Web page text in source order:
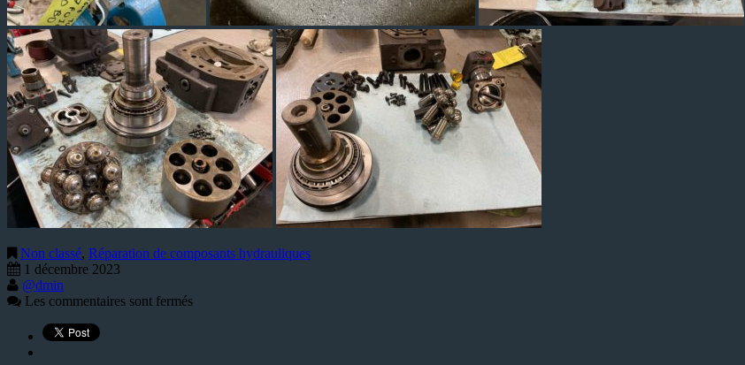
Non classé, Réparation de composants hydrauliques
1 décembre 2023
@dmin
Les commentaires sont fermés